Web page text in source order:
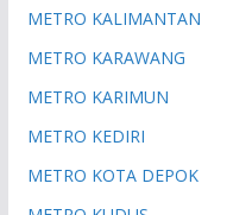
METRO KALIMANTAN
METRO KARAWANG
METRO KARIMUN
METRO KEDIRI
METRO KOTA DEPOK